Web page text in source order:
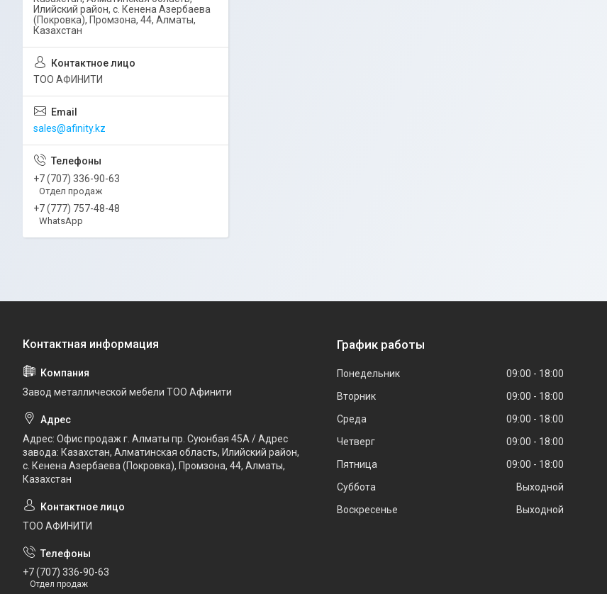
Илийский район, ​с. Кенена Азербаева
(Покровка), Промзона, 44​, Алматы,
Казахстан
ТОО АФИНИТИ
sales@afinity.kz
+7 (707) 336-90-63
Отдел продаж
+7 (777) 757-48-48
WhatsApp
Завод металлической мебели ТОО Афинити
Адрес: Офис продаж г. Алматы пр. Суюнбая 45А / Адрес
завода: Казахстан, Алматинская область, Илийский район, ​
с. Кенена Азербаева (Покровка), Промзона, 44​, Алматы,
Казахстан
ТОО АФИНИТИ
+7 (707) 336-90-63
Отдел продаж
График работы
Понедельник 09:00
18:00
Вторник
09:00
18:00
Среда
09:00
18:00
Четверг
09:00
18:00
Пятница
09:00
18:00
Суббота
Выходной
Воскресенье
Выходной